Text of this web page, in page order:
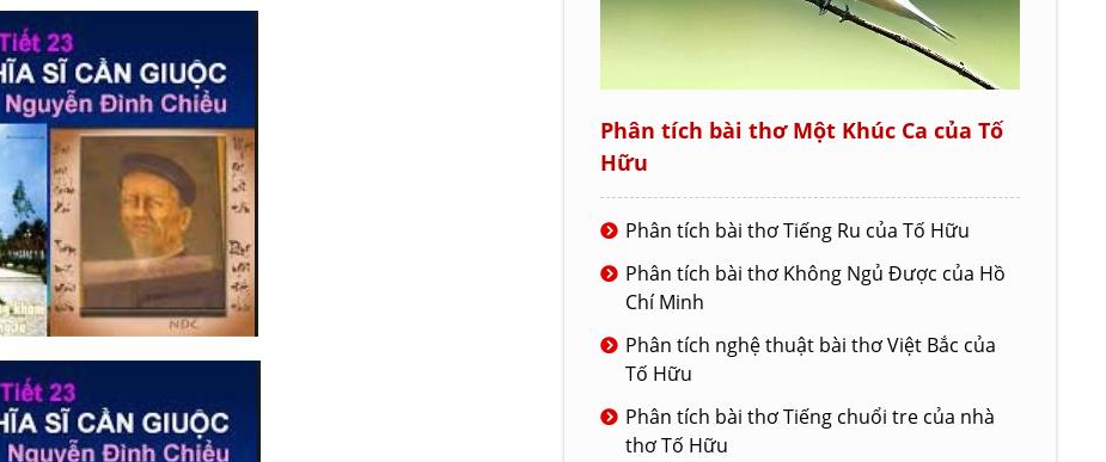
Phân tích bài thơ Một Khúc Ca của Tố
Hữu
Phân tích bài thơ Tiếng Ru của Tố Hữu
Phân tích bài thơ Không Ngủ Được của Hồ
Chí Minh
Phân tích nghệ thuật bài thơ Việt Bắc của
Tố Hữu
Phân tích bài thơ Tiếng chuổi tre của nhà
thơ Tố Hữu